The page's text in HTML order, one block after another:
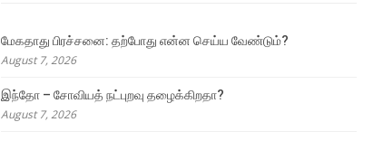
மேகதாது பிரச்சனை: தற்போது என்ன செய்ய வேண்டும்?
August 7, 2026
இந்தோ – சோவியத் நட்புறவு தழைக்கிறதா?
August 7, 2026